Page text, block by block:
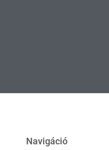
Navigáció